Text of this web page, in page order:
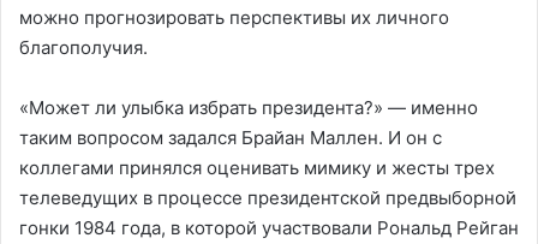
можно прогнозировать перспективы их личного
благополучия.
«Может ли улыбка избрать президента?» — именно
таким вопросом задался Брайан Маллен. И он с
коллегами принялся оценивать мимику и жесты трех
телеведущих в процессе президентской предвыборной
гонки 1984 года, в которой участвовали Рональд Рейган